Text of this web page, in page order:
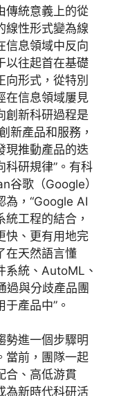
傳統意義上的從
線性形式變為線
信息領域中反向
以往起首在基礎
形式，從特別
在信息領域屢見
創新科研過程是
新產品和服務，
現推動產品的迭
科研規律”。有科
谷歌（Google）
為，“Google AI
工程的結合，
快、更有用地完
在天然語言懂
系統、AutoML、
過與分歧產品團
產品中”。
勢進一個步驟明
當前，團隊一起
合、高低游貫
為新時代科研活